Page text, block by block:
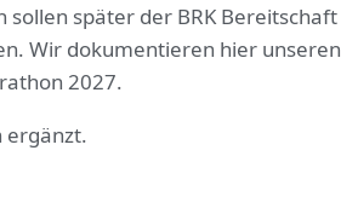
sollen später der BRK Bereitschaft
Wir dokumentieren hier unseren
2027.
ergänzt.